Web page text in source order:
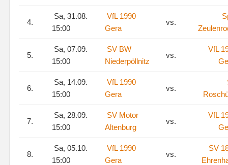
4.
Sa, 31.08.
15:00
VfL 1990
Gera
vs.
5.
Sa, 07.09.
15:00
SV BW
Niederpöllnitz
vs.
VfL
6.
Sa, 14.09.
15:00
VfL 1990
Gera
vs.
7.
Sa, 28.09.
15:00
SV Motor
Altenburg
vs.
VfL
8.
Sa, 05.10.
15:00
VfL 1990
Gera
vs.
SV